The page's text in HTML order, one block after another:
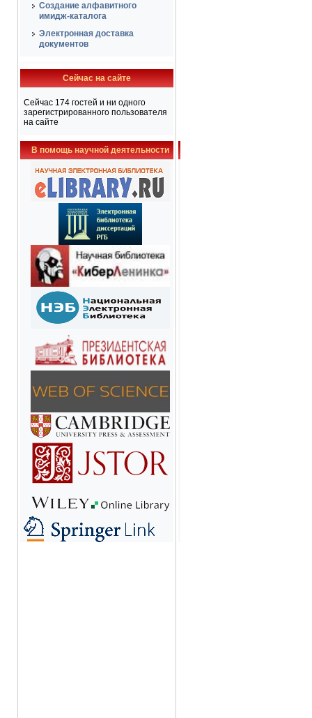
Создание алфавитного
имидж-каталога
Электронная доставка
документов
Сейчас на сайте
Сейчас 174 гостей и ни одного
зарегистрированного пользователя
на сайте
В помощь научной деятельности